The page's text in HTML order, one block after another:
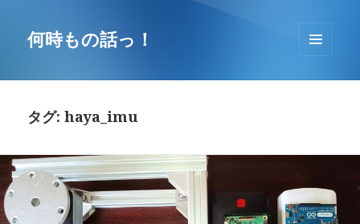
何時もの話っ！
ーとウ
タグ: haya_imu